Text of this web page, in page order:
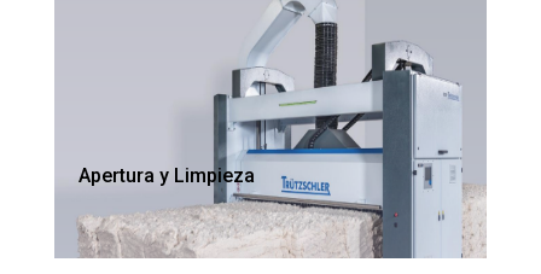
Apertura y Limpieza